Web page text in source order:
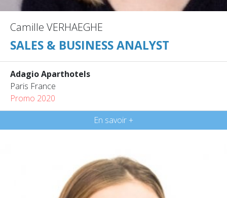
Camille VERHAEGHE
SALES & BUSINESS ANALYST
Adagio Aparthotels
Paris France
Promo 2020
En savoir +